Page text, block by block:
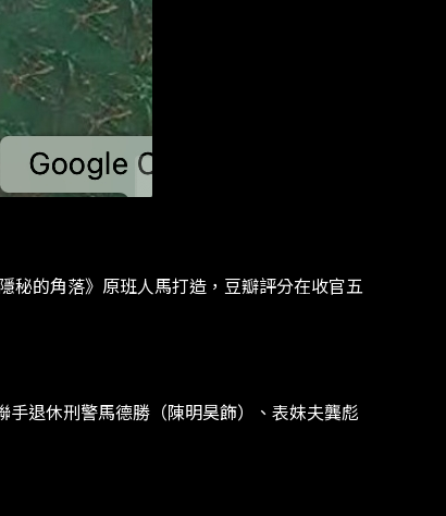
秘的角落》原班人馬打造，豆瓣評分在收官五
手退休刑警馬德勝（陳明昊飾）、表妹夫龔彪